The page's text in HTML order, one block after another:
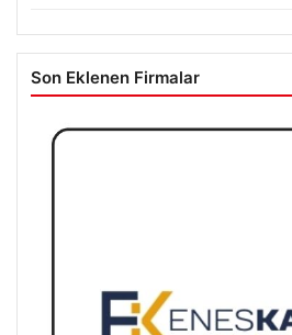
Son Eklenen Firmalar